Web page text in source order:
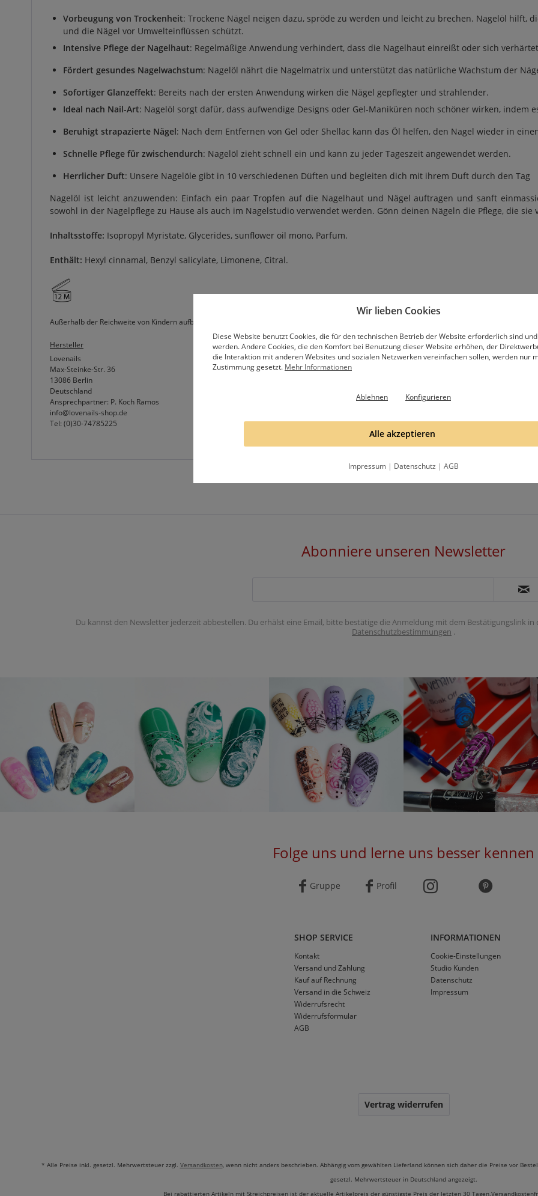
Vorbeugung von Trockenheit: Trockene Nägel neigen dazu, spröde zu werden und leicht zu brechen. Nagelöl hilft,
und die Nägel vor Umwelteinflüssen schützt.
Intensive Pflege der Nagelhaut: Regelmäßige Anwendung verhindert, dass die Nagelhaut einreißt oder sich
Fördert gesundes Nagelwachstum: Nagelöl nährt die Nagelmatrix und unterstützt das natürliche Wachstum der
Sofortiger Glanzeffekt: Bereits nach der ersten Anwendung wirken die Nägel gepflegter und strahlender.
Ideal nach Nail-Art: Nagelöl sorgt dafür, dass aufwendige Designs oder Gel-Maniküren noch schöner wirken, indem
Beruhigt strapazierte Nägel: Nach dem Entfernen von Gel oder Shellac kann das Öl helfen, den Nagel wieder in
Schnelle Pflege für zwischendurch: Nagelöl zieht schnell ein und kann zu jeder Tageszeit angewendet werden.
Herrlicher Duft: Unsere Nagelöle gibt in 10 verschiedenen Düften und begleiten dich mit ihrem Duft durch den Tag
Nagelöl ist leicht anzuwenden: Einfach ein paar Tropfen auf die Nagelhaut und Nägel auftragen und sanft
sowohl in der Nagelpflege zu Hause als auch im Nagelstudio verwendet werden. Gönn deinen Nägeln die Pflege, die
Inhaltsstoffe: Isopropyl Myristate, Glycerides, sunflower oil mono, Parfum.
Enthält: Hexyl cinnamal, Benzyl salicylate, Limonene, Citral.
Außerhalb der Reichweite von Kindern aufbewahren. Kann eine allergische Reaktion hervorrufen.
Hersteller
Lovenails
Max-Steinke-Str. 36
13086 Berlin
Deutschland
Ansprechpartner: P. Koch Ramos
info@lovenails-shop.de
Tel: (0)30-74785225
Abonniere unseren Newsletter
Du kannst den Newsletter jederzeit abbestellen. Du erhälst eine Email, bitte bestätige die Anmeldung mit dem Bestätigungslink
Datenschutzbestimmungen .
Folge uns und lerne uns besser kennen
Gruppe Profil
SHOP SERVICE
Kontakt
Versand und Zahlung
Kauf auf Rechnung
Versand in die Schweiz
Widerrufsrecht
Widerrufsformular
AGB
INFORMATIONEN
Cookie-Einstellungen
Studio Kunden
Datenschutz
Impressum
Vertrag widerrufen
* Alle Preise inkl. gesetzl. Mehrwertsteuer zzgl. Versandkosten, wenn nicht anders beschrieben. Abhängig vom gewählten Lieferland können sich daher die Preise vor
gesetzl. Mehrwertsteuer in Deutschland angezeigt.
Bei rabattierten Artikeln mit Streichpreisen ist der aktuelle Artikelpreis der günstigste Preis der letzten 30
Wir lieben Cookies
Diese Website benutzt Cookies, die für den technischen Betrieb der Website erforderlich sind
werden. Andere Cookies, die den Komfort bei Benutzung dieser Website erhöhen, der
die Interaktion mit anderen Websites und sozialen Netzwerken vereinfachen sollen, werden nur
Zustimmung gesetzt. Mehr Informationen
Ablehnen Konfigurieren
Alle akzeptieren
Impressum | Datenschutz | AGB